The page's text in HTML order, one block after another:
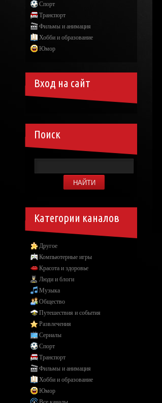
Спорт
Транспорт
Фильмы и анимация
Хобби и образование
Юмор
Вход на сайт
Поиск
Категории каналов
Другое
Компьютерные игры
Красота и здоровье
Люди и блоги
Музыка
Общество
Путешествия и события
Развлечения
Сериалы
Спорт
Транспорт
Фильмы и анимация
Хобби и образование
Юмор